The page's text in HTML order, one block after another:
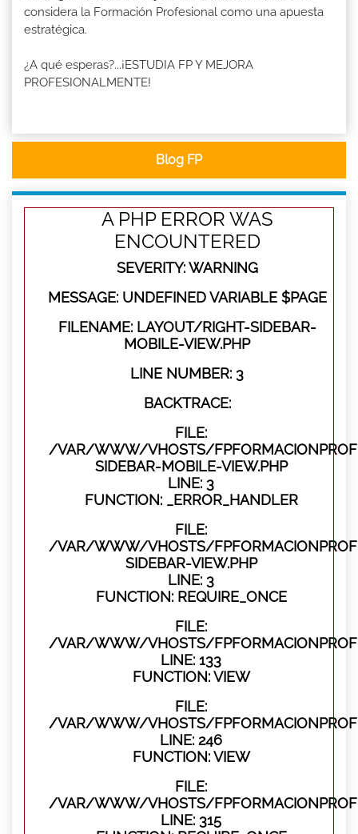
considera la Formación Profesional como una apuesta
estratégica.
¿A qué esperas?...¡ESTUDIA FP Y MEJORA
PROFESIONALMENTE!
Blog FP
A PHP ERROR WAS
ENCOUNTERED
SEVERITY: WARNING
MESSAGE: UNDEFINED VARIABLE $PAGE
FILENAME: LAYOUT/RIGHT-SIDEBAR-
MOBILE-VIEW.PHP
LINE NUMBER: 3
BACKTRACE:
FILE:
/VAR/WWW/VHOSTS/
SIDEBAR-MOBILE-VIEW.PHP
LINE: 3
FUNCTION: _ERROR_HANDLER
FILE:
/VAR/WWW/VHOSTS/
SIDEBAR-VIEW.PHP
LINE: 3
FUNCTION: REQUIRE_ONCE
FILE:
/VAR/WWW/VHOSTS/
LINE: 133
FUNCTION: VIEW
FILE:
/VAR/WWW/VHOSTS/
LINE: 246
FUNCTION: VIEW
FILE:
/VAR/WWW/VHOSTS/
LINE: 315